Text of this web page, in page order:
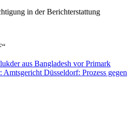
in der Berichterstattung
aus Bangladesh vor Primark
Düsseldorf: Prozess gegen